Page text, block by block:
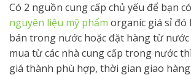
Có 2 nguồn cung cấp chủ yếu để bạn
nguyên liệu mỹ phẩm organic giá sỉ đó
bán trong nước hoặc đặt hàng từ
mua từ các nhà cung cấp trong nước
giá thành phù hợp, thời gian giao